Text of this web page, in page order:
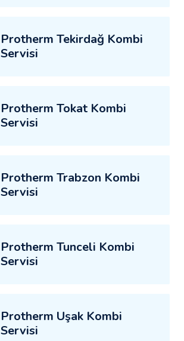
Protherm Tekirdağ Kombi
Servisi
Protherm Tokat Kombi
Servisi
Protherm Trabzon Kombi
Servisi
Protherm Tunceli Kombi
Servisi
Protherm Uşak Kombi
Servisi